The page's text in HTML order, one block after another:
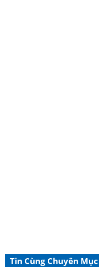
Tin Cùng Chuyên Mục